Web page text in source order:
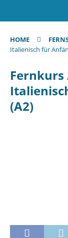
HOME
Italienisch für
(A2)